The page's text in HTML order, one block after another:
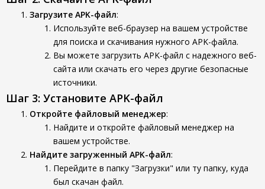
Загрузите APK-файл:
Используйте веб-браузер на вашем устройстве
для поиска и скачивания нужного APK-файла.
Вы можете загрузить APK-файл с надежного веб-
сайта или скачать его через другие безопасные
источники.
Шаг 3: Установите APK-файл
Откройте файловый менеджер:
Найдите и откройте файловый менеджер на
вашем устройстве.
Найдите загруженный APK-файл:
Перейдите в папку "Загрузки" или ту папку, куда
был скачан файл.